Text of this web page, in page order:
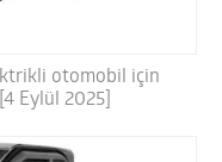
otomobil için
Eylül 2025]